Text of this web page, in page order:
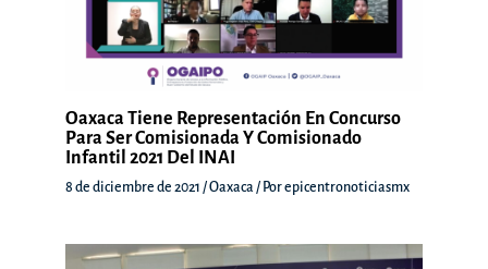
Oaxaca Tiene Representación En Concurso
Para Ser Comisionada Y Comisionado
Infantil 2021 Del INAI
8 de diciembre de 2021 /Oaxaca / Porepicentronoticiasmx